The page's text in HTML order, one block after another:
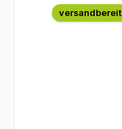
versandbereit